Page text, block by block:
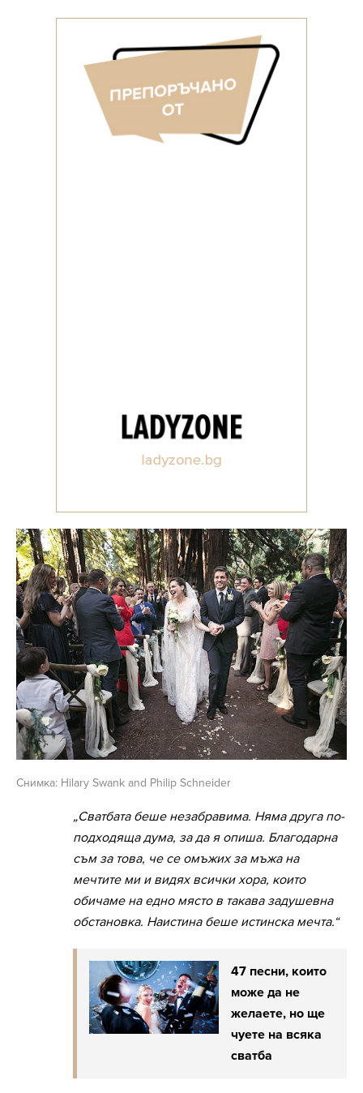
Снимка: Hilary Swank and Philip Schneider
„Сватбата беше незабравима. Няма друга по-
подходяща дума, за да я опиша. Благодарна
съм за това, че се омъжих за мъжа на
мечтите ми и видях всички хора, които
обичаме на едно място в такава задушевна
обстановка. Наистина беше истинска мечта.“
47 песни, които
може да не
желаете, но ще
чуете на всяка
сватба